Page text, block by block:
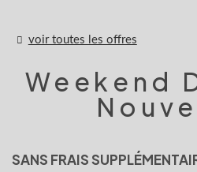
voir toutes les offres
Weekend
SANS FRAIS